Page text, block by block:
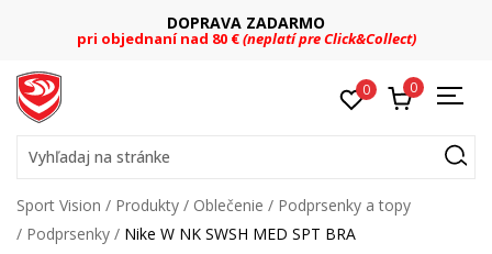
DOPRAVA ZADARMO
pri objednaní nad 80 €(neplatí pre Click&Collect)
0 0
Vyhľadaj na stránke
Sport Vision Produkty Oblečenie
Podprsenky a topy
Podprsenky
Nike W NK SWSH MED SPT BRA